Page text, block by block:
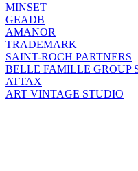
MINSET
GEADB
AMANOR
TRADEMARK
SAINT-ROCH PARTNERS
BELLE FAMILLE GROUP
ATTAX
ART VINTAGE STUDIO